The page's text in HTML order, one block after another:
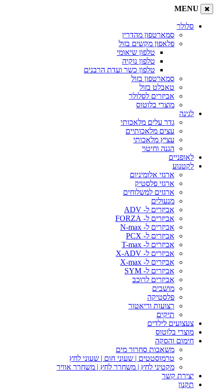
MENU
סלולר
סמארטפון מהדרין
פלאפון מקשים בזול
טלפון שיאומי
טלפון נוקיה
טלפון כשר ועדת הרבנים
סמארטפון בזול
טאבלט בזול
אביזרים לסלולר
מוצרי בלוטוס
לגינה
גדר עלים מלאכותי
עצים מלאכותיים
עציץ מלאכותי
הגנה וחיטוי
לאופניים
לקטנוע
ארגזי אלומיניום
ארגזי פלסטיק
ארגזים למשלוחים
מנעולים
אביזרים ל- ADV
אביזרים ל- FORZA
אביזרים ל- N-max
אביזרים ל- PCX
אביזרים ל- T-max
אביזרים ל- X-ADV
אביזרים ל- X-max
אביזרים ל- SYM
אביזרים לרוכב
מושבים
פלסטיקה
רצועות וריאטור
תיקים
צעצועים לילדים
מוצרי בלוטוס
חימום והסקה
משאבות סחרור מים
טרמוסטטים | שעוני חום | שעוני לחץ
מקטיני לחץ | משחרר לחץ | משחרר אוויר
יצירת קשר
תקנון